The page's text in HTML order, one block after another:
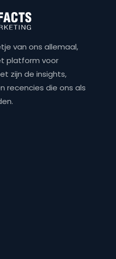
van ons allemaal,
platform voor
zijn de insights,
recencies die ons als